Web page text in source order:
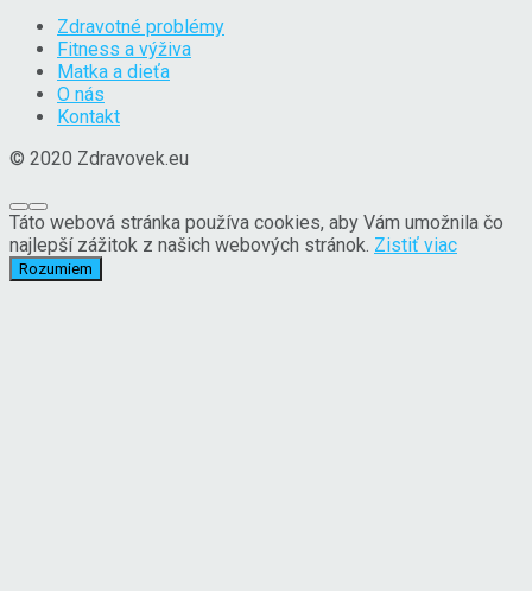
Zdravotné problémy
Fitness a výživa
Matka a dieťa
O nás
Kontakt
© 2020 Zdravovek.eu
Táto webová stránka používa cookies, aby Vám umožnila čo
najlepší zážitok z našich webových stránok. Zistiť viac
Rozumiem